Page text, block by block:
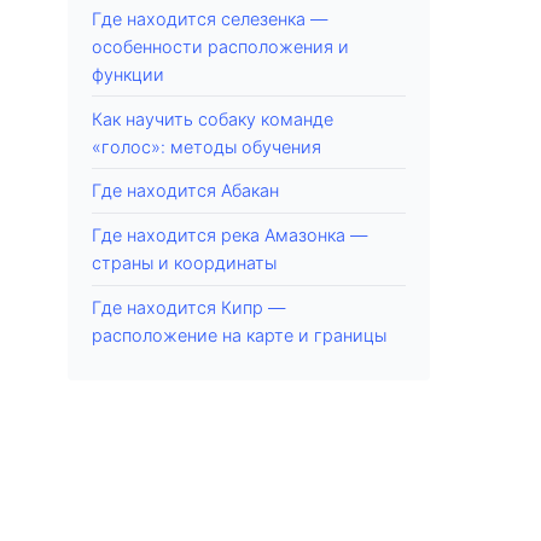
Где находится селезенка —
особенности расположения и
функции
Как научить собаку команде
«голос»: методы обучения
Где находится Абакан
Где находится река Амазонка —
страны и координаты
Где находится Кипр —
расположение на карте и границы